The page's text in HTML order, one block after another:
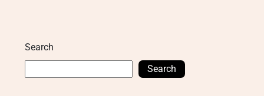
Search
Search